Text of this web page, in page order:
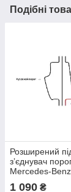
Подібні
Розширений
зʼєднувач
Mercedes-
1 090 ₴